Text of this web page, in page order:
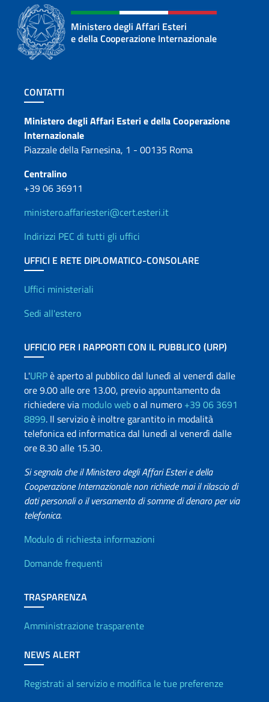
Ministero degli Affari Esteri
e della Cooperazione Internazionale
Sezione footer
CONTATTI
Contatti
Ministero degli Affari Esteri e della Cooperazione
Internazionale
Piazzale della Farnesina, 1 - 00135 Roma
Centralino
+39 06 36911
ministero.affariesteri@cert.esteri.it
Indirizzi PEC di tutti gli uffici
UFFICI E RETE DIPLOMATICO-CONSOLARE
Uffici e Rete diplomatica
Uffici ministeriali
Sedi all'estero
UFFICIO PER I RAPPORTI CON IL PUBBLICO (URP)
L'URPè aperto al pubblico dal lunedì al venerdì dalle
ore 9.00 alle ore 13.00, previo appuntamento da
richiedere via modulo webo al numero +39 06 3691
8899. Il servizio è inoltre garantito in modalità
telefonica ed informatica dal lunedì al venerdì dalle
ore 8.30 alle 15.30.
Si segnala che il Ministero degli Affari Esteri e della
Cooperazione Internazionale non richiede mai il rilascio di
dati personali o il versamento di somme di denaro per via
telefonica.
Info utili
Modulo di richiesta informazioni
Domande frequenti
TRASPARENZA
Amministrazione trasparente
NEWS ALERT
Registrati al servizio e modifica le tue preferenze